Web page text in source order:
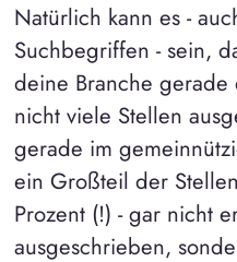
Natürlich kann es -
Suchbegriffen - sein,
deine Branche
nicht viele Stellen
gerade im
ein Großteil der
Prozent (!) - gar nicht
ausgeschrieben,